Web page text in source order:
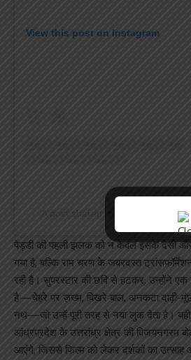
View this post on Instagram
A post shared by Ram Charan
पेड्डी की पहली झलक को न केवल इसके देसी और
गया है, बल्कि राम चरण के जबरदस्त
रही है। सुपरस्टार की छवि से हटकर, उन्होंने एक
है—चेहरे पर ज़ख्म, बिखरे बाल, अनकटा दाढ़ी-
नथ—जो उन्हें पूरी तरह से नया लुक देता है। यही
आंध्रप्रदेश के उत्तरांध्र क्षेत्र की विजयनगरम
आएंगे, जिससे फिल्म को लेकर दर्शकों का उत्साह